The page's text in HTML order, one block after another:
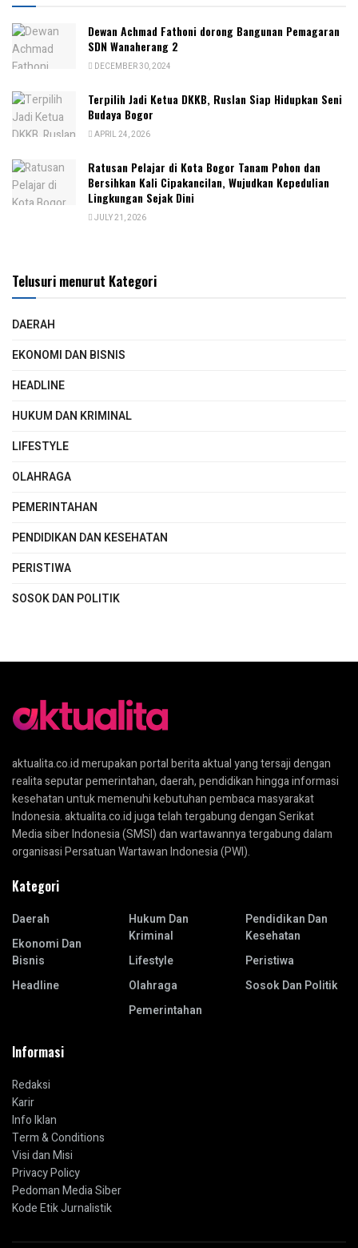
Dewan Achmad Fathoni dorong Bangunan Pemagaran
SDN Wanaherang 2
DECEMBER 30, 2024
Terpilih Jadi Ketua DKKB, Ruslan Siap Hidupkan Seni
Budaya Bogor
APRIL 24, 2026
Ratusan Pelajar di Kota Bogor Tanam Pohon dan
Bersihkan Kali Cipakancilan, Wujudkan Kepedulian
Lingkungan Sejak Dini
JULY 21, 2026
Telusuri menurut Kategori
DAERAH
EKONOMI DAN BISNIS
HEADLINE
HUKUM DAN KRIMINAL
LIFESTYLE
OLAHRAGA
PEMERINTAHAN
PENDIDIKAN DAN KESEHATAN
PERISTIWA
SOSOK DAN POLITIK
aktualita.co.id merupakan portal berita aktual yang tersaji dengan
realita seputar pemerintahan, daerah, pendidikan hingga informasi
kesehatan untuk memenuhi kebutuhan pembaca masyarakat
Indonesia. aktualita.co.id juga telah tergabung dengan Serikat
Media siber Indonesia (SMSI) dan wartawannya tergabung dalam
organisasi Persatuan Wartawan Indonesia (PWI).
Kategori
Daerah
Ekonomi Dan
Bisnis
Headline
Hukum Dan
Kriminal
Lifestyle
Olahraga
Pemerintahan
Pendidikan Dan
Kesehatan
Peristiwa
Sosok Dan Politik
Informasi
Redaksi
Karir
Info Iklan
Term & Conditions
Visi dan Misi
Privacy Policy
Pedoman Media Siber
Kode Etik Jurnalistik